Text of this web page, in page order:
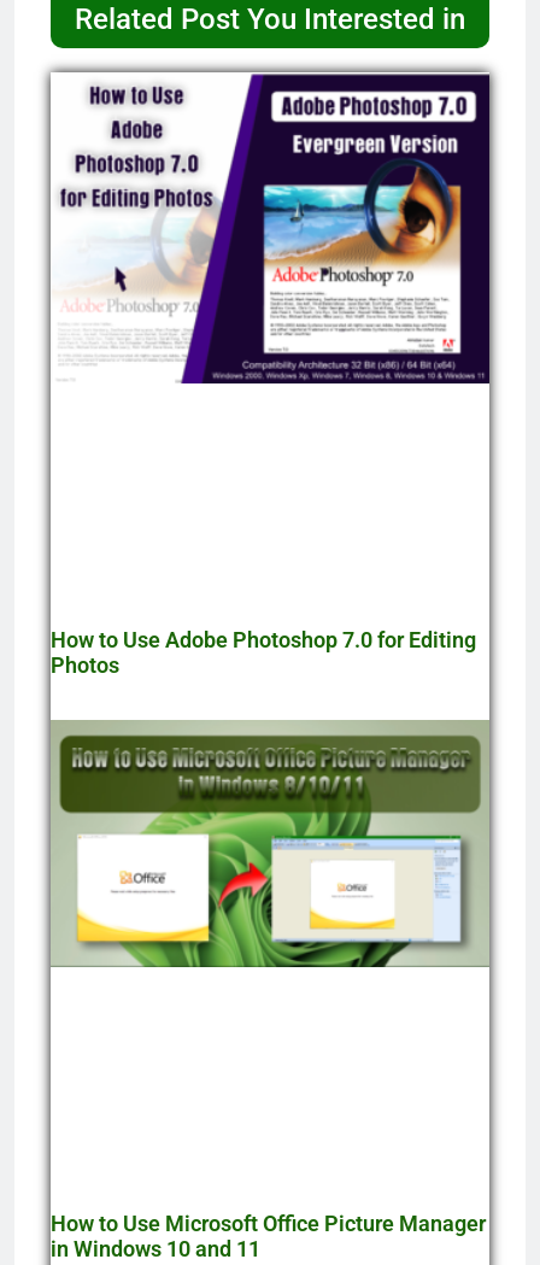
Related Post You Interested in
How to Use Adobe Photoshop 7.0 for Editing
Photos
How to Use Microsoft Office Picture Manager
in Windows 10 and 11